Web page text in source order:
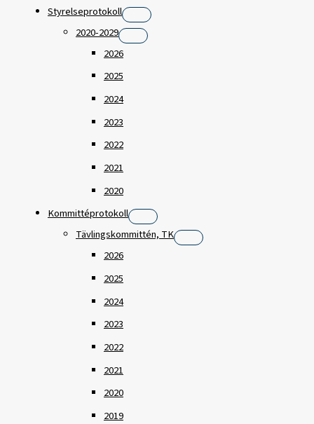
Styrelseprotokoll
2020-2029
2026
2025
2024
2023
2022
2021
2020
Kommittéprotokoll
Tävlingskommittén, TK
2026
2025
2024
2023
2022
2021
2020
2019